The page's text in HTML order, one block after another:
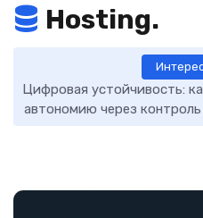
Hosting.
Цифровая устойчивость:
автономию через